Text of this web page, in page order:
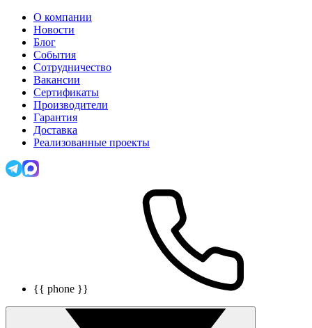
О компании
Новости
Блог
События
Сотрудничество
Вакансии
Сертификаты
Производители
Гарантия
Доставка
Реализованные проекты
{{ phone }}